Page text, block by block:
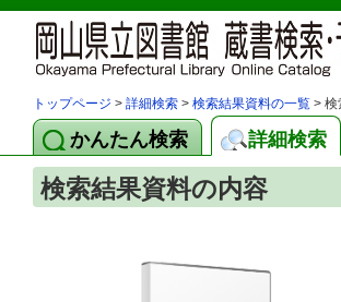
トップページ > 詳細検索 > 検索結果資料の一覧 > 検
かんたん検索 詳細検索
検索結果資料の内容